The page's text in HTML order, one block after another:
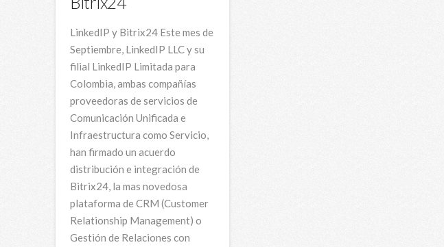
LinkedIP y Bitrix24 Este mes de
Septiembre, LinkedIP LLC y su
filial LinkedIP Limitada para
Colombia, ambas compañías
proveedoras de servicios de
Comunicación Unificada e
Infraestructura como Servicio,
han firmado un acuerdo
distribución e integración de
Bitrix24, la mas novedosa
plataforma de CRM (Customer
Relationship Management) o
Gestión de Relaciones con